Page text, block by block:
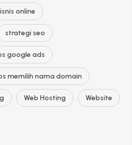
online
strategi seo
google ads
memilih nama domain
Web Hosting Website